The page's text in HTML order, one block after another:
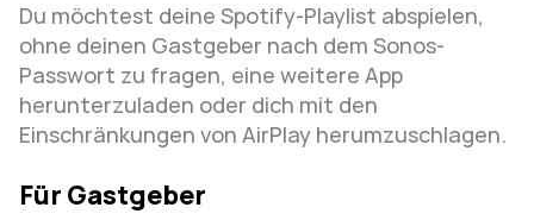
Du möchtest deine Spotify-Playlist abspielen,
ohne deinen Gastgeber nach dem Sonos-
Passwort zu fragen, eine weitere App
herunterzuladen oder dich mit den
Einschränkungen von AirPlay herumzuschlagen.
Für Gastgeber